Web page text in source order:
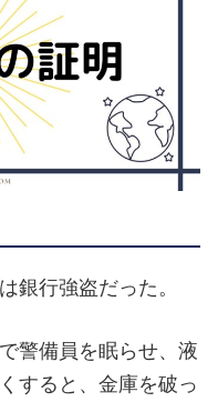
銀行強盗だった。
警備員を眠らせ、液
すると、金庫を破っ